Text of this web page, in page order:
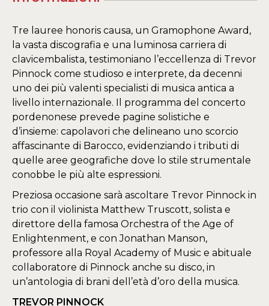
Tre lauree honoris causa, un Gramophone Award,
la vasta discografia e una luminosa carriera di
clavicembalista, testimoniano l’eccellenza di Trevor
Pinnock come studioso e interprete, da decenni
uno dei più valenti specialisti di musica antica a
livello internazionale. Il programma del concerto
pordenonese prevede pagine solistiche e
d’insieme: capolavori che delineano uno scorcio
affascinante di Barocco, evidenziando i tributi di
quelle aree geografiche dove lo stile strumentale
conobbe le più alte espressioni.
Preziosa occasione sarà ascoltare Trevor Pinnock in
trio con il violinista Matthew Truscott, solista e
direttore della famosa Orchestra of the Age of
Enlightenment, e con Jonathan Manson,
professore alla Royal Academy of Music e abituale
collaboratore di Pinnock anche su disco, in
un’antologia di brani dell’età d’oro della musica.
TREVOR PINNOCK